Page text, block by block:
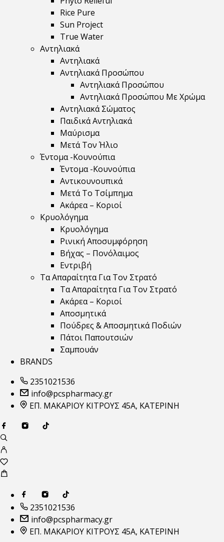
Rice Pure
Sun Project
True Water
Αντηλιακά
Αντηλιακά
Αντηλιακά Προσώπου
Αντηλιακά Προσώπου
Αντηλιακά Προσώπου Με Χρώμα
Αντηλιακά Σώματος
Παιδικά Αντηλιακά
Μαύρισμα
Mετά Τον Ήλιο
Έντομα -Κουνούπια
Έντομα -Κουνούπια
Αντικουνουπικά
Μετά Το Τσίμπημα
Ακάρεα – Κοριοί
Κρυολόγημα
Κρυολόγημα
Ρινική Αποσυμφόρηση
Βήχας – Πονόλαιμος
Εντριβή
Τα Απαραίτητα Για Τον Στρατό
Τα Απαραίτητα Για Τον Στρατό
Ακάρεα – Κοριοί
Αποσμητικά
Πούδρες & Αποσμητικά Ποδιών
Πάτοι Παπουτσιών
Σαμπουάν
BRANDS
2351021536
info@pcspharmacy.gr
ΕΠ. ΜΑΚΑΡΙΟΥ ΚΙΤΡΟΥΣ 45Α, ΚΑΤΕΡΙΝΗ
2351021536
info@pcspharmacy.gr
ΕΠ. ΜΑΚΑΡΙΟΥ ΚΙΤΡΟΥΣ 45Α, ΚΑΤΕΡΙΝΗ